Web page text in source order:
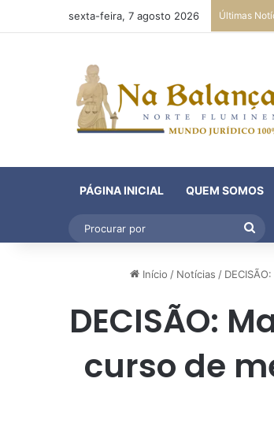
sexta-feira, 7 agosto 2026 Últimas
PÁGINA INICIAL QUEM SOMOS
Início / Notícias /
DECISÃO:
curso de